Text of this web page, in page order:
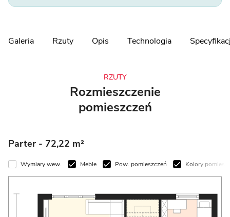
Galeria Rzuty Opis Technologia
RZUTY
Rozmieszczenie
pomieszczeń
Parter - 72,22 m²
Wymiary wew. Meble Pow. pomieszczeń Kolory pomieszczeń